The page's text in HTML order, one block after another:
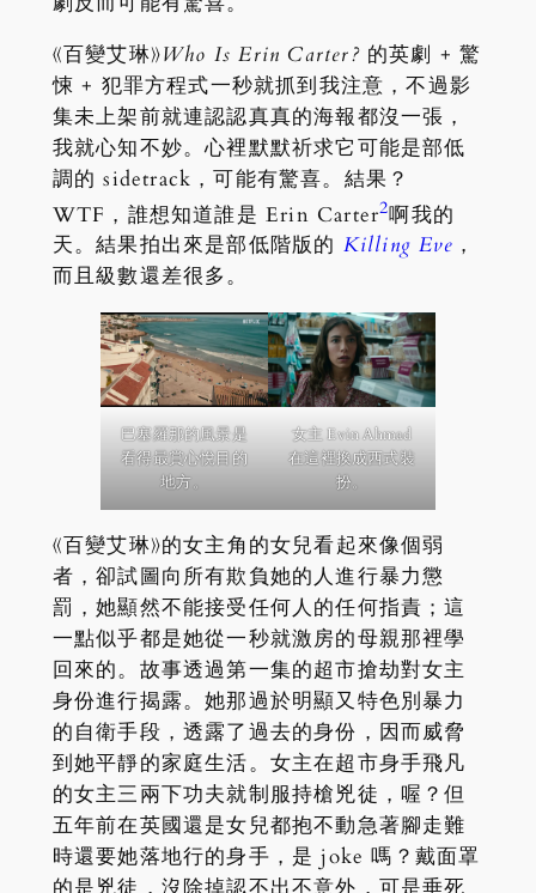
《百變艾琳》Who Is Erin Carter?的英劇 + 驚
悚 + 犯罪方程式一秒就抓到我注意，不過影
集未上架前就連認認真真的海報都沒一張，
我就心知不妙。心裡默默祈求它可能是部低
調的 sidetrack，可能有驚喜。結果？
WTF，誰想知道誰是 Erin Carter2啊我的
天。結果拍出來是部低階版的 Killing Eve ，
而且級數還差很多。
巴塞羅那的風景是
看得最賞心悅目的
地方。
女主 Evin Ahmad
在這裡換成西式裝
扮。
《百變艾琳》的女主角的女兒看起來像個弱
者，卻試圖向所有欺負她的人進行暴力懲
罰，她顯然不能接受任何人的任何指責；這
一點似乎都是她從一秒就激房的母親那裡學
回來的。故事透過第一集的超市搶劫對女主
身份進行揭露。她那過於明顯又特色別暴力
的自衛手段，透露了過去的身份，因而威脅
到她平靜的家庭生活。女主在超市身手飛凡
的女主三兩下功夫就制服持槍兇徒，喔？但
五年前在英國還是女兒都抱不動急著腳走難
時還要她落地行的身手，是 joke 嗎？戴面罩
的是兇徒，沒除掉認不出不意外，可是垂死